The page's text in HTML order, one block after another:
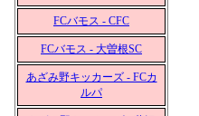
FCバモス - CFC
FCバモス - 大曽根SC
あざみ野キッカーズ - FCカ
ルパ